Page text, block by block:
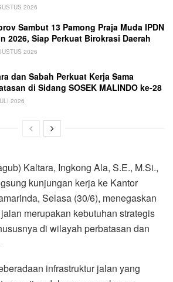
2026
Sambut 13 Pamong Praja Muda IPDN
2026, Siap Perkuat Birokrasi Daerah
2026
dan Sabah Perkuat Kerja Sama
di Sidang SOSEK MALINDO ke-28
2026
Kaltara, Ingkong Ala, S.E., M.Si.,
kunjungan kerja ke Kantor
Selasa (30/6), menegaskan
merupakan kebutuhan strategis
di wilayah perbatasan dan
infrastruktur jalan yang